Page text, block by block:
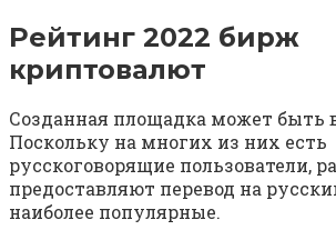
Рейтинг 2022 бирж
криптовалют
Созданная площадка может быть
Поскольку на многих из них есть
русскоговорящие пользователи,
предоставляют перевод на
наиболее популярные.